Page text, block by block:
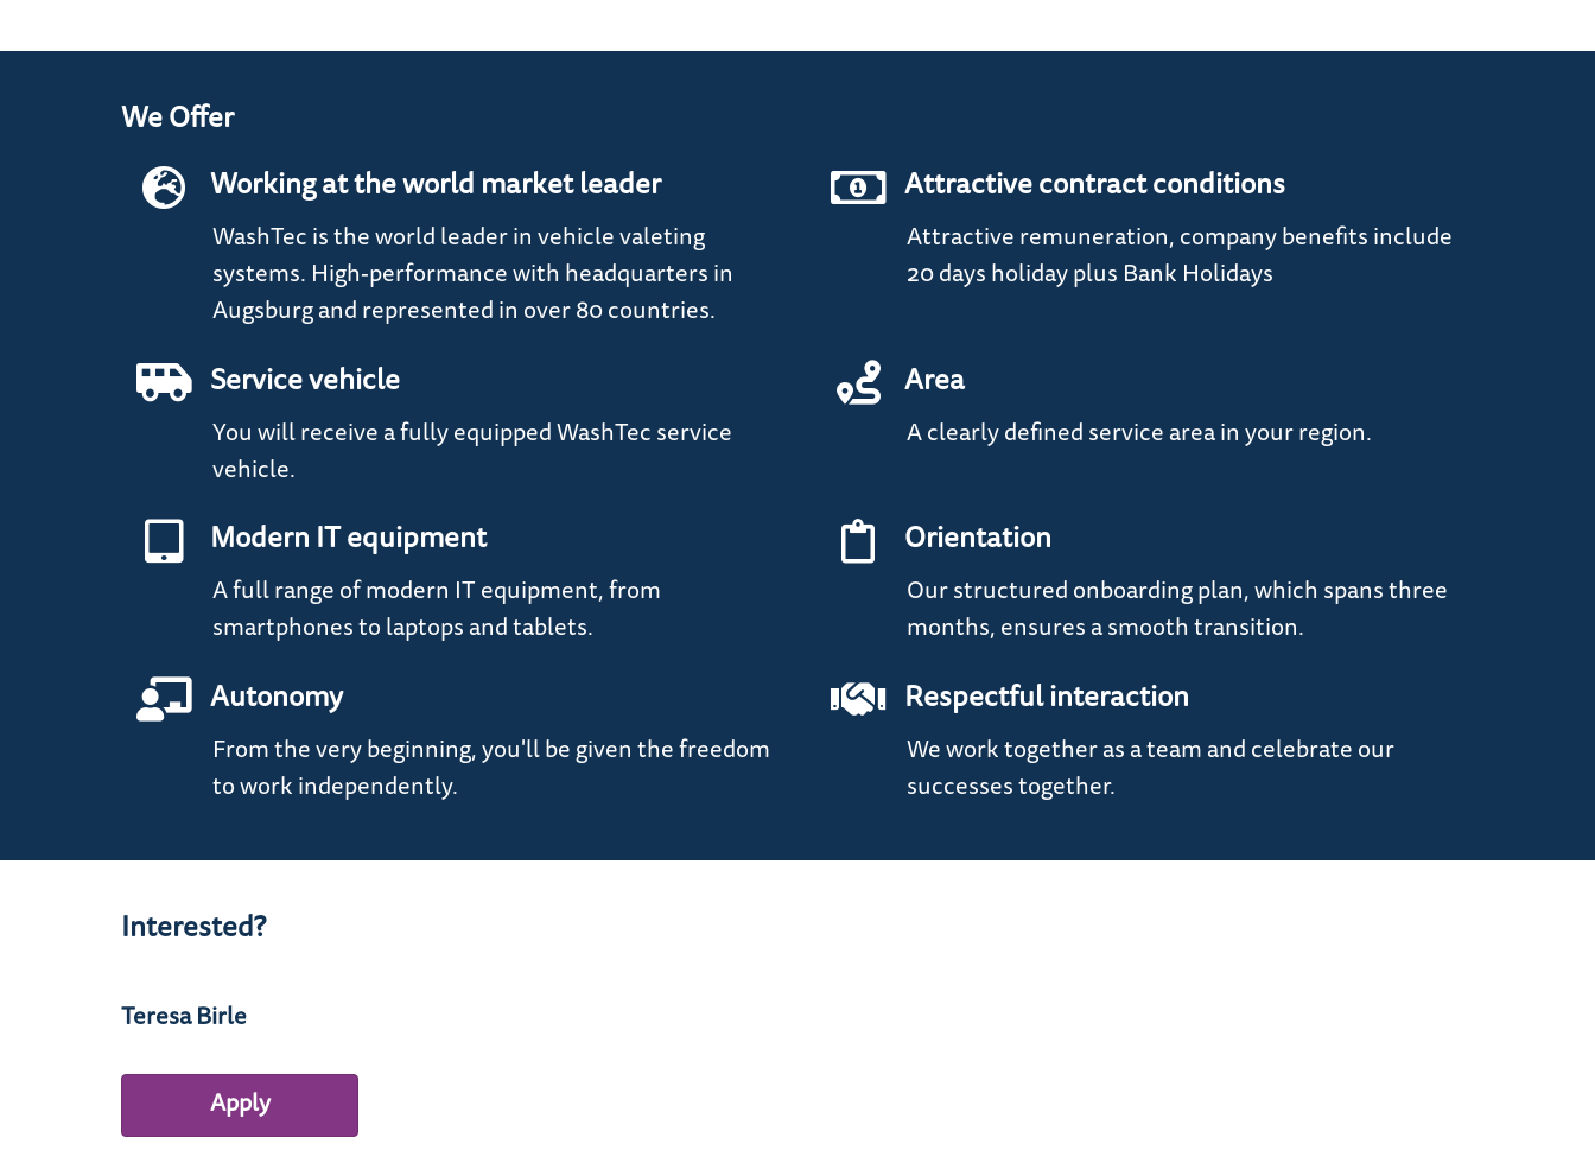
We Offer
Working at the world market leader
WashTec is the world leader in vehicle valeting
systems. High-performance with headquarters in
Augsburg and represented in over 80 countries.
Attractive contract conditions
Attractive remuneration, company benefits include
20 days holiday plus Bank Holidays
Service vehicle
You will receive a fully equipped WashTec service
vehicle.
Area
A clearly defined service area in your region.
Modern IT equipment
A full range of modern IT equipment, from
smartphones to laptops and tablets.
Orientation
Our structured onboarding plan, which spans three
months, ensures a smooth transition.
Autonomy
From the very beginning, you'll be given the freedom
to work independently.
Respectful interaction
We work together as a team and celebrate our
successes together.
Interested?
Teresa Birle
Apply